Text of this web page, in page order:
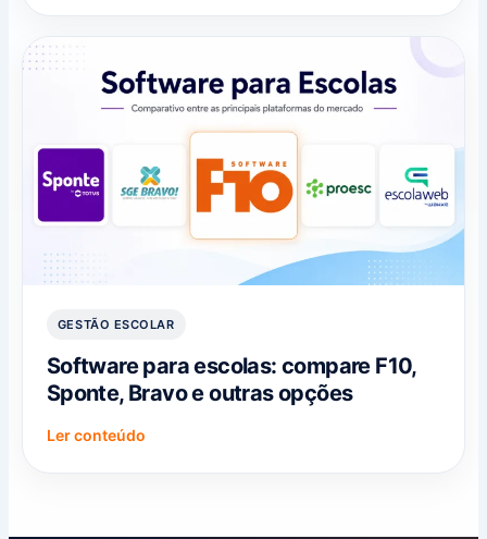
GESTÃO ESCOLAR
Software para escolas: compare F10,
Sponte, Bravo e outras opções
Ler conteúdo